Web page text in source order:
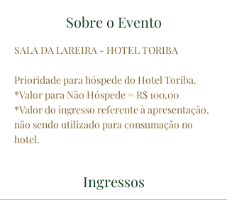
Sobre o Evento
SALA DA LAREIRA - HOTEL TORIBA
Prioridade para hóspede do Hotel Toriba.
*Valor para Não Hóspede = R$ 100,00
*Valor do ingresso referente à apresentação,
não sendo utilizado para consumação no
hotel.
Ingressos